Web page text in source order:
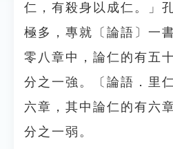
仁，有殺身以成仁。」
極多，專就〔論語〕一
零八章中，論仁的有五
分之一強。〔論語．里
六章，其中論仁的有六
分之一弱。